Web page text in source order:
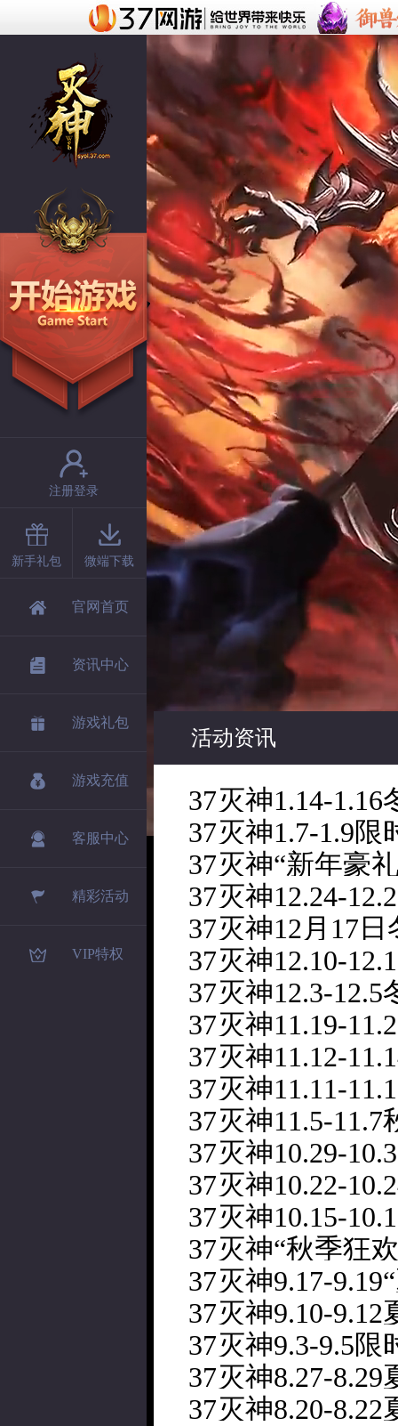
注册登录
新手礼包 微端下载
官网首页
资讯中心
游戏礼包
游戏充值
客服中心
精彩活动
VIP特权
活动资讯
37灭神1.14-1.16
37灭神1.7-1.9限
37灭神“新年豪
37灭神12.24-
37灭神12月17
37灭神12.10-
37灭神12.3-12.5
37灭神11.19-
37灭神11.12-
37灭神11.11-
37灭神11.5-11.7
37灭神10.29-
37灭神10.22-
37灭神10.15-
37灭神“秋季狂
37灭神9.17-
37灭神9.10-
37灭神9.3-9.5限
37灭神8.27-8.29
37灭神8.20-